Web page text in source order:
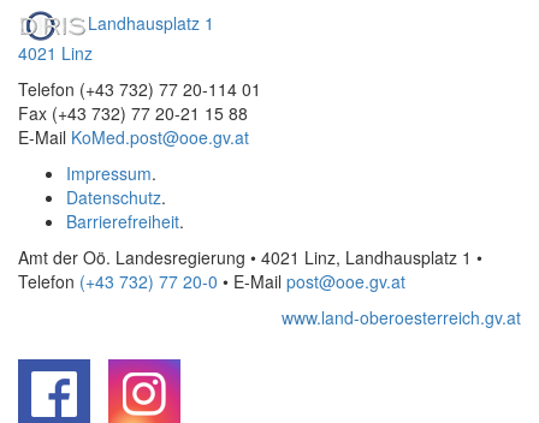
Landhausplatz 1
4021 Linz
Telefon (+43 732) 77 20-114 01
Fax (+43 732) 77 20-21 15 88
E-Mail KoMed.post@ooe.gv.at
Impressum.
Datenschutz.
Barrierefreiheit.
Amt der Oö. Landesregierung • 4021 Linz, Landhausplatz 1 •
Telefon (+43 732) 77 20-0 • E-Mail post@ooe.gv.at
www.land-oberoesterreich.gv.at